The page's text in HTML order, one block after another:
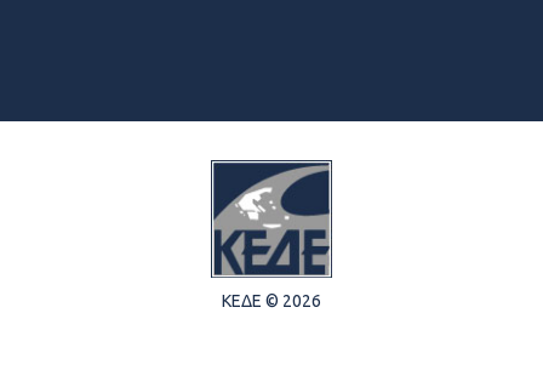
ΚΕΔΕ © 2026